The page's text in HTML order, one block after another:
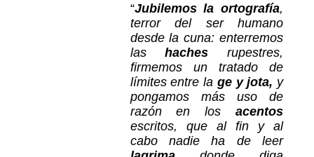
“Jubilemos la ortografía,
terror del ser humano
desde la cuna: enterremos
lashaches rupestres,
firmemos un tratado de
límites entre la ge y jota, y
pongamos más uso de
razón en los acentos
escritos, que al fin y al
cabo nadie ha de leer